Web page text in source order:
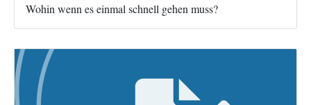
Wohin wenn es einmal schnell gehen muss?
Image